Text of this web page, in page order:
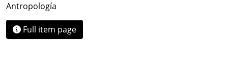
Antropología
Full item page